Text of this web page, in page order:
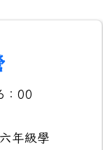
：00
年級學